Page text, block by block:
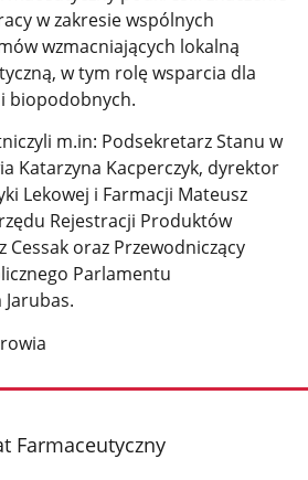
w zakresie wspólnych
wzmacniających lokalną
w tym rolę wsparcia dla
biopodobnych.
m.in: Podsekretarz Stanu w
Katarzyna Kacperczyk, dyrektor
Lekowej i Farmacji Mateusz
Rejestracji Produktów
Cessak oraz Przewodniczący
Parlamentu
Farmaceutyczny